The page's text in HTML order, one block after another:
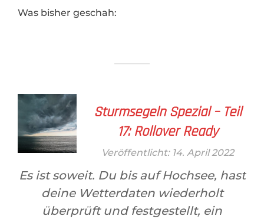
Was bisher geschah:
Sturmsegeln Spezial – Teil
17: Rollover Ready
Veröffentlicht: 14. April 2022
Es ist soweit. Du bis auf Hochsee, hast
deine Wetterdaten wiederholt
überprüft und festgestellt, ein